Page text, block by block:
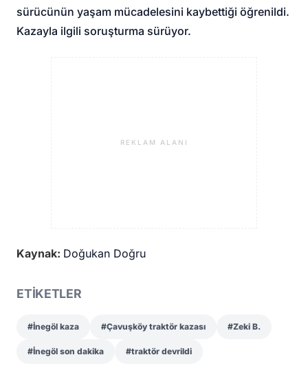
sürücünün yaşam mücadelesini kaybettiği öğrenildi.
Kazayla ilgili soruşturma sürüyor.
REKLAM ALANI
Kaynak: Doğukan Doğru
ETİKETLER
#İnegöl kaza #Çavuşköy traktör kazası #Zeki B.
#İnegöl son dakika #traktör devrildi